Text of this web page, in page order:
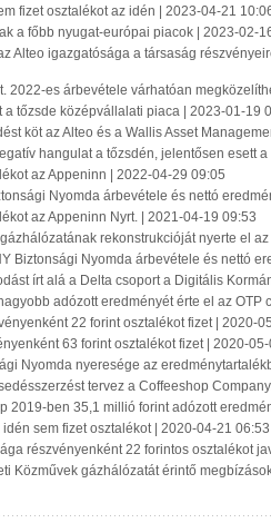
fizet osztalékot az idén | 2023-04-21
a főbb nyugat-európai piacok | 2023-02-
Alteo igazgatósága a társaság
2022-es árbevétele várhatóan
a tőzsde középvállalati piaca | 2023-01-19
köt az Alteo és a Wallis Asset
hangulat a tőzsdén, jelentősen esett
az Appeninn | 2022-04-29 09:05
Nyomda árbevétele és nettó
az Appeninn Nyrt. | 2021-04-19 09:53
gázhálózatának rekonstrukcióját nyerte el
Biztonsági Nyomda árbevétele és nettó
írt alá a Delta csoport a Digitális
adózott eredményét érte el az
22 forint osztalékot fizet | 2020-
63 forint osztalékot fizet | 2020-
Nyomda nyeresége az
tervez a Coffeeshop
2019-ben 35,1 millió forint adózott
idén sem fizet osztalékot | 2020-04-21 06:53
részvényenként 22 forintos osztalékot
Közművek gázhálózatát érintő